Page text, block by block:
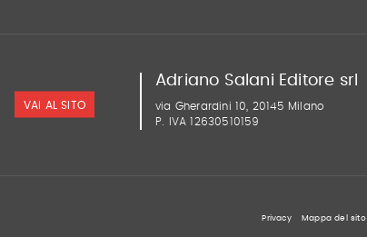
VAI AL SITO
Adriano Salani Editore srl
via Gherardini 10, 20145 Milano
P. IVA 12630510159
Privacy Mappa del sito